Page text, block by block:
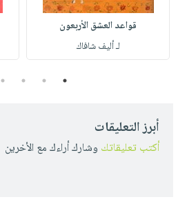
قواعد العشق الأربعون
لـ أليف شافاك
1
2
3
4
أبرز التعليقات
أكتب تعليقاتك وشارك أراءك مع الأخرين